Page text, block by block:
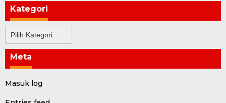
Kategori
Meta
Masuk log